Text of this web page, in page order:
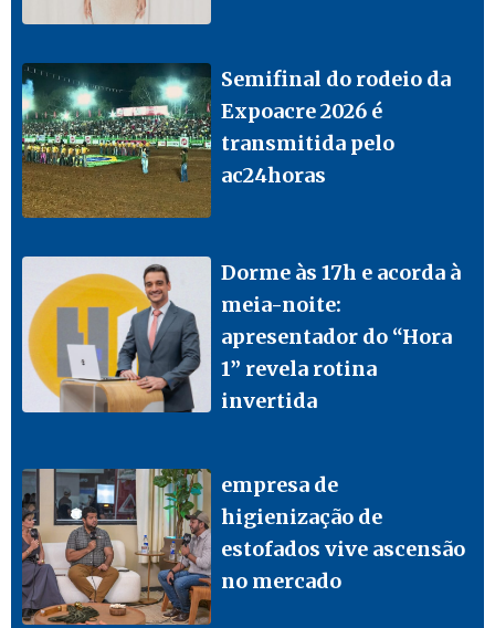
Semifinal do rodeio da
Expoacre 2026 é
transmitida pelo
ac24horas
Dorme às 17h e acorda à
meia-noite:
apresentador do “Hora
1” revela rotina
invertida
empresa de
higienização de
estofados vive ascensão
no mercado